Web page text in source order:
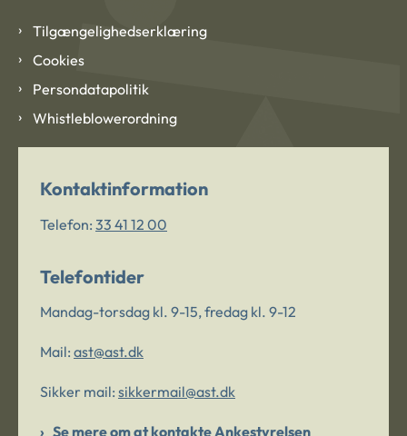
Tilgængelighedserklæring
Cookies
Persondatapolitik
Whistleblowerordning
Kontaktinformation
Telefon: 33 41 12 00
Telefontider
Mandag-torsdag kl. 9-15, fredag kl. 9-12
Mail: ast@ast.dk
Sikker mail: sikkermail@ast.dk
Se mere om at kontakte Ankestyrelsen